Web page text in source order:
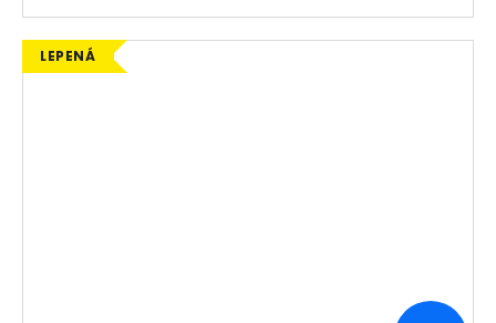
LEPENÁ